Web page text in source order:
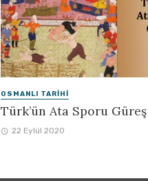
OSMANLI TARIHI
Türk’ün Ata Sporu Güreş
22 Eylül 2020